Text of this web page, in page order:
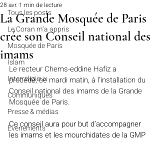
Tous les posts
Le Coran m’a appris
Mosquée de Paris
Islam
Interreligieux
Communiqués
Presse & médias
Evénements
La Grande Mosquée de Paris
crée son Conseil national des
imams
28 avr. 1 min de lecture
Le recteur Chems-eddine Hafiz a
procédé, ce mardi matin, à l’installation du
Conseil national des imams de la Grande
Mosquée de Paris.
Ce conseil aura pour but d’accompagner
les imams et les mourchidates de la GMP